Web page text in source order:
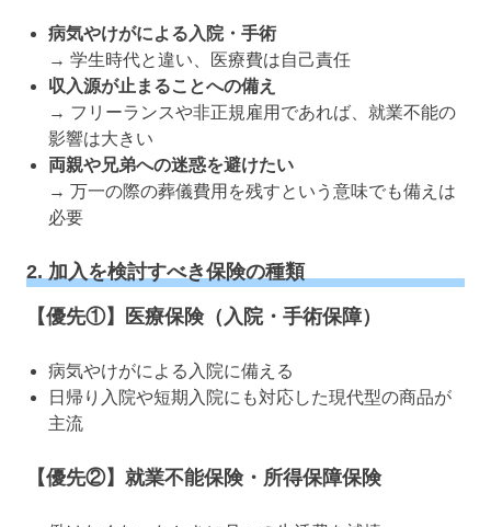
病気やけがによる入院・手術
→ 学生時代と違い、医療費は自己責任
収入源が止まることへの備え
→ フリーランスや非正規雇用であれば、就業不能の
影響は大きい
両親や兄弟への迷惑を避けたい
→ 万一の際の葬儀費用を残すという意味でも備えは
必要
2. 加入を検討すべき保険の種類
【優先①】医療保険（入院・手術保障）
病気やけがによる入院に備える
日帰り入院や短期入院にも対応した現代型の商品が
主流
【優先②】就業不能保険・所得保障保険